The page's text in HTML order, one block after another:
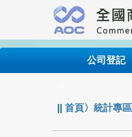
要
內
公司登記
||首頁〉統計專區